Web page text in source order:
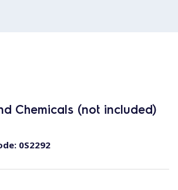
Chemicals (not included)
0S2292